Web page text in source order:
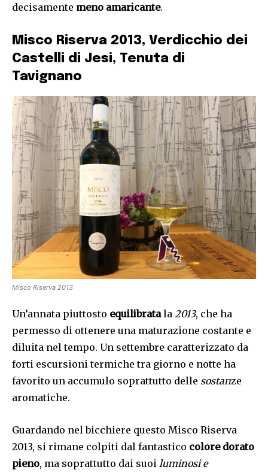
decisamente meno amaricante.
Misco Riserva 2013, Verdicchio dei
Castelli di Jesi, Tenuta di
Tavignano
Misco Riserva 2013
Un’annata piuttosto equilibratala 2013, che ha
permesso di ottenere una maturazione costante e
diluita nel tempo. Un settembre caratterizzato da
forti escursioni termiche tra giorno e notte ha
favorito un accumulo soprattutto delle sostanze
aromatiche.
Guardando nel bicchiere questo Misco Riserva
2013, si rimane colpiti dal fantastico colore dorato
pieno, ma soprattutto dai suoi luminosi e